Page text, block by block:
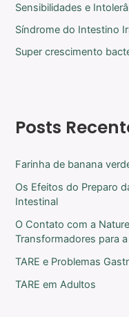
Sensibilidades e
Síndrome do Intestino
Super crescimento
Posts
Farinha de banana
Os Efeitos do Preparo
Intestinal
O Contato com a
Transformadores para
TARE e Problemas
TARE em Adultos